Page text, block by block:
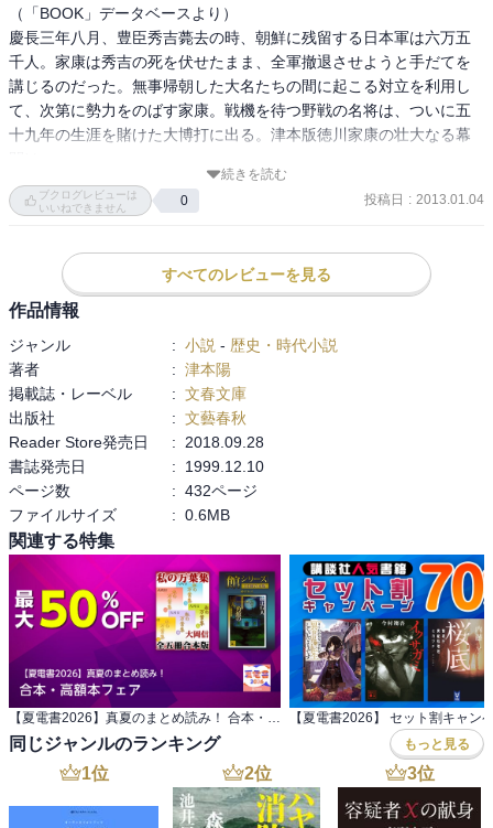
（「BOOK」データベースより）
慶長三年八月、豊臣秀吉薨去の時、朝鮮に残留する日本軍は六万五
千人。家康は秀吉の死を伏せたまま、全軍撤退させようと手だてを
講じるのだった。無事帰朝した大名たちの間に起こる対立を利用し
て、次第に勢力をのばす家康。戦機を待つ野戦の名将は、ついに五
十九年の生涯を賭けた大博打に出る。津本版徳川家康の壮大なる幕
☆津本陽さんの本(既読)
「下天は夢か 四」津本陽著、講談社文庫、1992.07.15
「下天は夢か 信長私記」津本陽著、新潮文庫、1994.09.01
「夢のまた夢 一」津本陽著、文春文庫、1996.01.10
「夢のまた夢 三」津本陽著、文春文庫、1996.01.10
「夢のまた夢 四」津本陽著、文春文庫、1996.02.10
「夢のまた夢 五」津本陽著、文春文庫、1996.02.10
続きを読む
ブクログレビューは
いいねできません
0 投稿日 : 2013.01.04
すべてのレビューを見る
作品情報
ジャンル : 小説 - 歴史・時代小説
著者
: 津本陽
掲載誌・レーベル
: 文春文庫
出版社
: 文藝春秋
Reader Store発売日
:
2018.09.28
書誌発売日
:
1999.12.10
ページ数
: 432ページ
ファイルサイズ
: 0.6MB
関連する特集
【夏電書2026】真夏のまとめ読み！ 合本・高額本フェア 【夏電書2026】 セット割キャン
同じジャンルのランキング もっと見る
1位 2位 3位